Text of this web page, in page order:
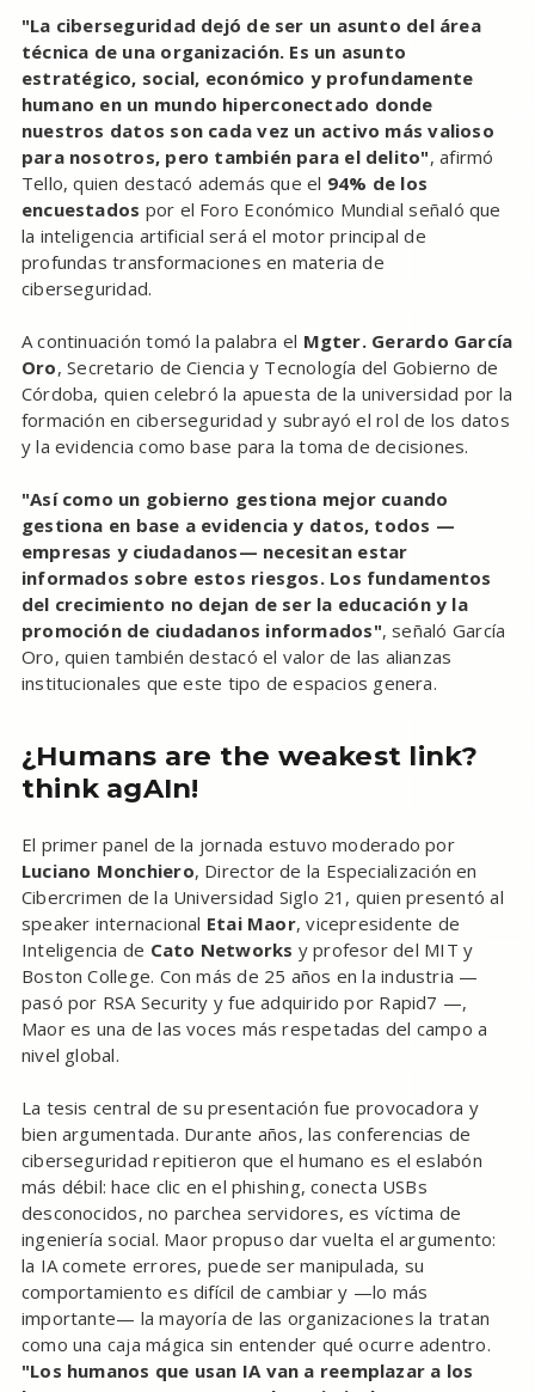
"La ciberseguridad dejó de ser un asunto del área
técnica de una organización. Es un asunto
estratégico, social, económico y profundamente
humano en un mundo hiperconectado donde
nuestros datos son cada vez un activo más valioso
para nosotros, pero también para el delito", afirmó
Tello, quien destacó además que el 94% de los
encuestados por el Foro Económico Mundial señaló que
la inteligencia artificial será el motor principal de
profundas transformaciones en materia de
ciberseguridad.
A continuación tomó la palabra el Mgter. Gerardo García
Oro, Secretario de Ciencia y Tecnología del Gobierno de
Córdoba, quien celebró la apuesta de la universidad por la
formación en ciberseguridad y subrayó el rol de los datos
y la evidencia como base para la toma de decisiones.
"Así como un gobierno gestiona mejor cuando
gestiona en base a evidencia y datos, todos —
empresas y ciudadanos— necesitan estar
informados sobre estos riesgos. Los fundamentos
del crecimiento no dejan de ser la educación y la
promoción de ciudadanos informados", señaló García
Oro, quien también destacó el valor de las alianzas
institucionales que este tipo de espacios genera.
¿Humans are the weakest link?
think agAIn!
El primer panel de la jornada estuvo moderado por
Luciano Monchiero, Director de la Especialización en
Cibercrimen de la Universidad Siglo 21, quien presentó al
speaker internacional Etai Maor, vicepresidente de
Inteligencia de Cato Networks y profesor del MIT y
Boston College. Con más de 25 años en la industria —
pasó por RSA Security y fue adquirido por Rapid7 —,
Maor es una de las voces más respetadas del campo a
nivel global.
La tesis central de su presentación fue provocadora y
bien argumentada. Durante años, las conferencias de
ciberseguridad repitieron que el humano es el eslabón
más débil: hace clic en el phishing, conecta USBs
desconocidos, no parchea servidores, es víctima de
ingeniería social. Maor propuso dar vuelta el argumento:
la IA comete errores, puede ser manipulada, su
comportamiento es difícil de cambiar y —lo más
importante— la mayoría de las organizaciones la tratan
como una caja mágica sin entender qué ocurre adentro.
"Los humanos que usan IA van a reemplazar a los